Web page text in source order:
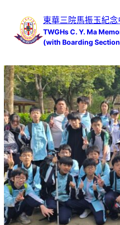
容
東華三院馬振玉紀
TWGHs C. Y. Ma
(with Boarding